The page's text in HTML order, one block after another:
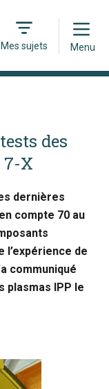
Mes sujets
Open
Menu
des
7-X
dernières
compte 70 au
de
communiqué
plasmas IPP le